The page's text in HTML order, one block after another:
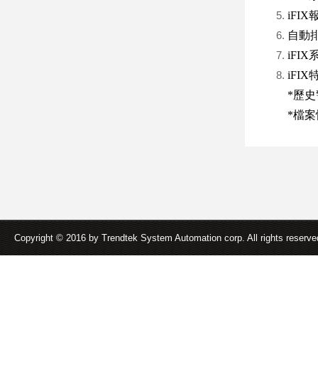
iFIX
自動
iFIX
iFIX
*歷史
*檔案
Copyright © 2016 by Trendtek System Automation corp. All rights